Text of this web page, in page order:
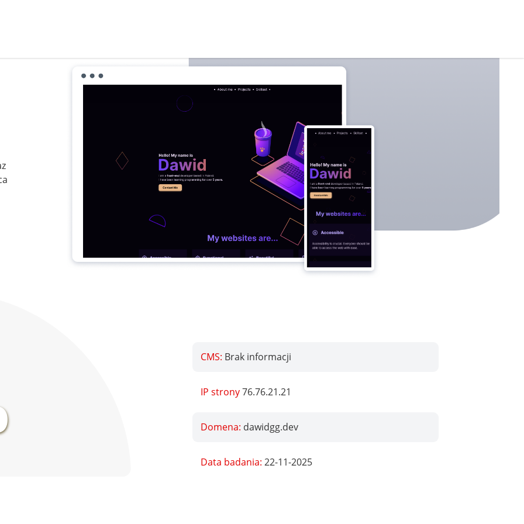
CMS: Brak informacji
IP strony76.76.21.21
Domena: dawidgg.dev
Data badania: 22-11-2025